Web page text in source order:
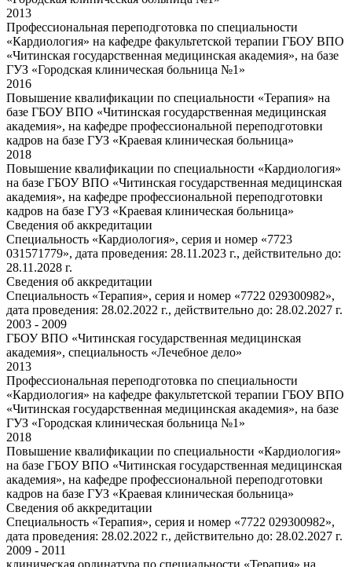
2013
Профессиональная переподготовка по специальности
«Кардиология» на кафедре факультетской терапии ГБОУ ВПО
«Читинская государственная медицинская академия», на базе
ГУЗ «Городская клиническая больница №1»
2016
Повышение квалификации по специальности «Терапия» на
базе ГБОУ ВПО «Читинская государственная медицинская
академия», на кафедре профессиональной переподготовки
кадров на базе ГУЗ «Краевая клиническая больница»
2018
Повышение квалификации по специальности «Кардиология»
на базе ГБОУ ВПО «Читинская государственная медицинская
академия», на кафедре профессиональной переподготовки
кадров на базе ГУЗ «Краевая клиническая больница»
Сведения об аккредитации
Специальность «Кардиология», серия и номер «7723
031571779», дата проведения: 28.11.2023 г., действительно до:
28.11.2028 г.
Сведения об аккредитации
Специальность «Терапия», серия и номер «7722 029300982»,
дата проведения: 28.02.2022 г., действительно до: 28.02.2027 г.
2003 - 2009
ГБОУ ВПО «Читинская государственная медицинская
академия», специальность «Лечебное дело»
2013
Профессиональная переподготовка по специальности
«Кардиология» на кафедре факультетской терапии ГБОУ ВПО
«Читинская государственная медицинская академия», на базе
ГУЗ «Городская клиническая больница №1»
2018
Повышение квалификации по специальности «Кардиология»
на базе ГБОУ ВПО «Читинская государственная медицинская
академия», на кафедре профессиональной переподготовки
кадров на базе ГУЗ «Краевая клиническая больница»
Сведения об аккредитации
Специальность «Терапия», серия и номер «7722 029300982»,
дата проведения: 28.02.2022 г., действительно до: 28.02.2027 г.
2009 - 2011